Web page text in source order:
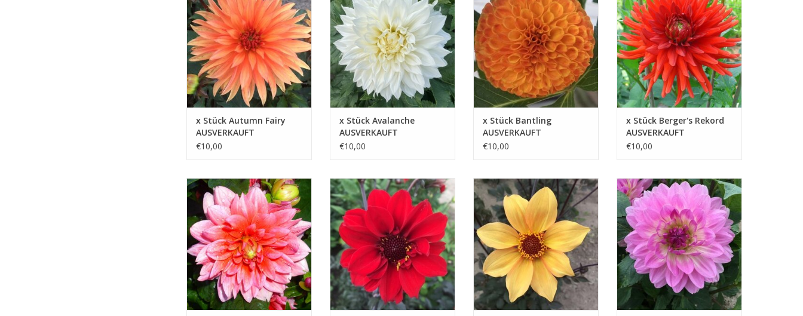
die Tage kürzer werden bringt sie
weiterhin Freude
ZUM WARENKORB HINZUFÜGEN
x Stück Autumn Fairy
AUSVERKAUFT
€10,00
Blüten wie frischer Schnee.
ZUM WARENKORB HINZUFÜGEN
x Stück Avalanche
AUSVERKAUFT
€10,00
Blumenstrauß eine fröhliche Note
verleiht
ZUM WARENKORB HINZUFÜGEN
x Stück Bantling
AUSVERKAUFT
€10,00
lebendige Note und ist somit die
ideale Wahl für Liebhaber
farbenfroher Blumen
ZUM WARENKORB HINZUFÜGEN
x Stück Berger's Rekord
AUSVERKAUFT
€10,00
Diese Dahlie überrascht Sie bis
zum Spätherbst immer wieder
mit neuen Blüten. Bringen Sie mit
diesem blühenden Freund
Wärme in Ihren Garten
ZUM WARENKORB HINZUFÜGEN
Mit ihren feingeschlitztem, fast
zwarzem Laub bildet diese
Dahlie einen schönen Kontrast,
der jedes Beet erstrahlen lässt
ZUM WARENKORB HINZUFÜGEN
Der Kontrast zwischen den
goldgelben Blüten und den
dunklen, fast violetten Blättern
macht diese Dahlie zu einem
optischen Spektakel
ZUM WARENKORB HINZUFÜGEN
Bitsy ist nicht nur eine
Augenfreude, sondern auch eine
vielseitige Pflanze, die sich
mühelos an verschiedene
Gartenstile anpasst
ZUM WARENKORB HINZUFÜGEN